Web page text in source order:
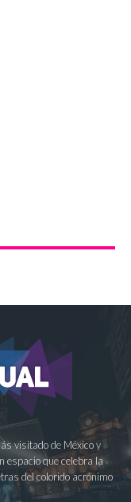
visitado de México y
espacio que celebra la
del colorido acrónimo